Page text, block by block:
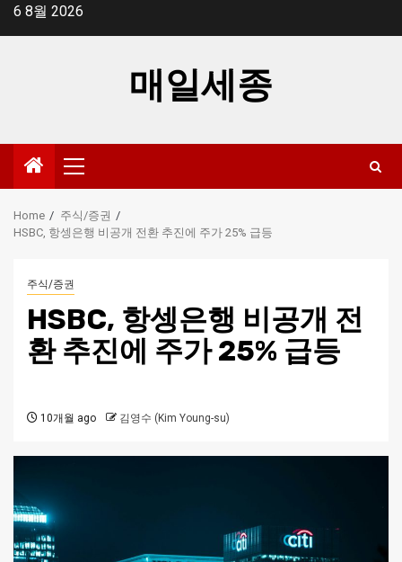
Skip6 8월 2026
매일세종
Primary
Menu
Home
주식/증권
HSBC, 항셍은행 비공개 전환 추진에 주가 25% 급등
주식/증권
HSBC, 항셍은행 비공개 전
환 추진에 주가 25% 급등
10개월 ago 김영수 (Kim Young-su)